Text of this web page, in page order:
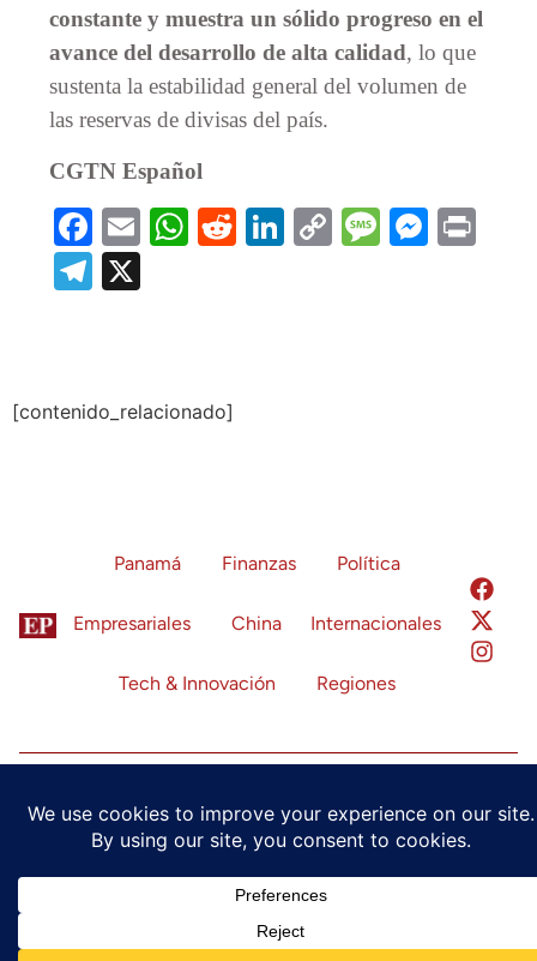
constante y muestra un sólido progreso en el
avance del desarrollo de alta calidad, lo que
sustenta la estabilidad general del volumen de
las reservas de divisas del país.
CGTN Español
Facebook
EmailWhatsApp
RedditLinkedIn
CopyMessage
Telegram
[contenido_relacionado]
Panamá Finanzas Política
Empresariales China Internacionales
Tech & Innovación Regiones
Configuración de Cookies
© 2024 Economía Panamá. Todos los derechos reservados.